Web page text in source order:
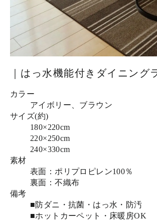
｜はっ水機能付きダイニング
カラー
アイボリー、ブラウン
サイズ(約)
180×220cm
220×250cm
240×330cm
素材
表面：ポリプロピレン100％
裏面：不織布
備考
■防ダニ・抗菌・はっ水・防汚
■ホットカーペット・床暖房OK